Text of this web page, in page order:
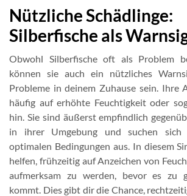
Nützliche Schädlinge:
Silberfische als
Obwohl Silberfische oft als Problem
können sie auch ein nützliches
Probleme in deinem Zuhause sein. Ihre
häufig auf erhöhte Feuchtigkeit oder
hin. Sie sind äußerst empfindlich
in ihrer Umgebung und suchen
optimalen Bedingungen aus. In diesem
helfen, frühzeitig auf Anzeichen von
aufmerksam zu werden, bevor es zu
kommt. Dies gibt dir die Chance,